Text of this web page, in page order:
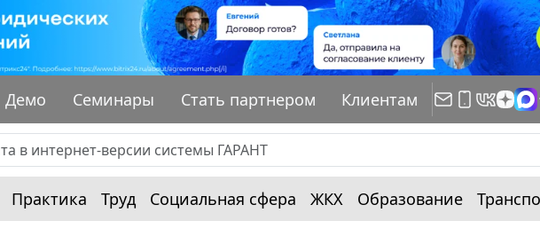
Демо Семинары Стать партнером Клиентам
Практика Труд Социальная сфера ЖКХ Образование